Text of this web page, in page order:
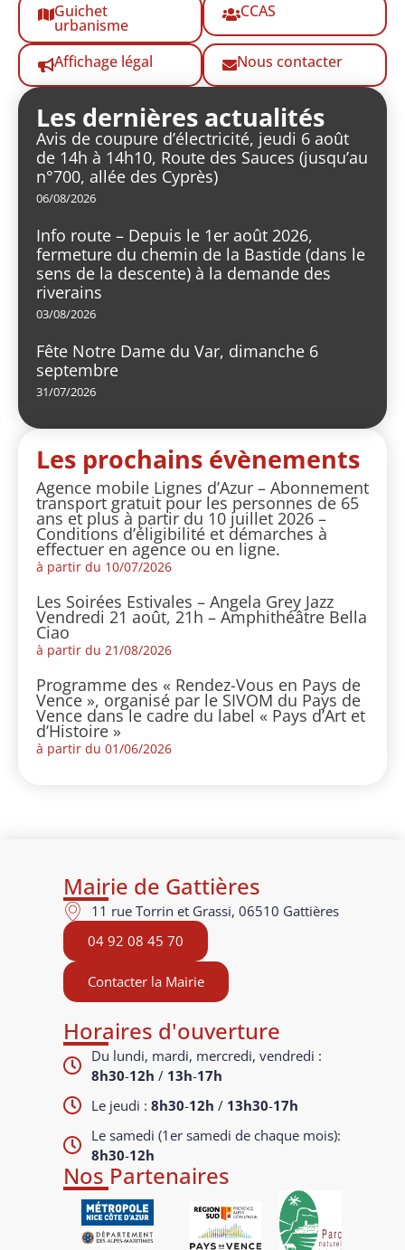
Guichet
urbanisme
CCAS
Affichage légal Nous contacter
Les dernières actualités
Avis de coupure d’électricité, jeudi 6 août
de 14h à 14h10, Route des Sauces (jusqu’au
n°700, allée des Cyprès)
06/08/2026
Info route – Depuis le 1er août 2026,
fermeture du chemin de la Bastide (dans le
sens de la descente) à la demande des
riverains
03/08/2026
Fête Notre Dame du Var, dimanche 6
septembre
31/07/2026
Les prochains évènements
Agence mobile Lignes d’Azur – Abonnement
transport gratuit pour les personnes de 65
ans et plus à partir du 10 juillet 2026 –
Conditions d’éligibilité et démarches à
effectuer en agence ou en ligne.
à partir du 10/07/2026
Les Soirées Estivales – Angela Grey Jazz
Vendredi 21 août, 21h – Amphithéâtre Bella
Ciao
à partir du 21/08/2026
Programme des « Rendez-Vous en Pays de
Vence », organisé par le SIVOM du Pays de
Vence dans le cadre du label « Pays d’Art et
d’Histoire »
à partir du 01/06/2026
Mairie de Gattières
11 rue Torrin et Grassi, 06510 Gattières
04 92 08 45 70
Contacter la Mairie
Horaires d'ouverture
Du lundi, mardi, mercredi, vendredi :
8h30-12h / 13h-17h
Le jeudi :8h30-12h / 13h30-17h
Le samedi (1er samedi de chaque mois):
8h30-12h
Nos Partenaires